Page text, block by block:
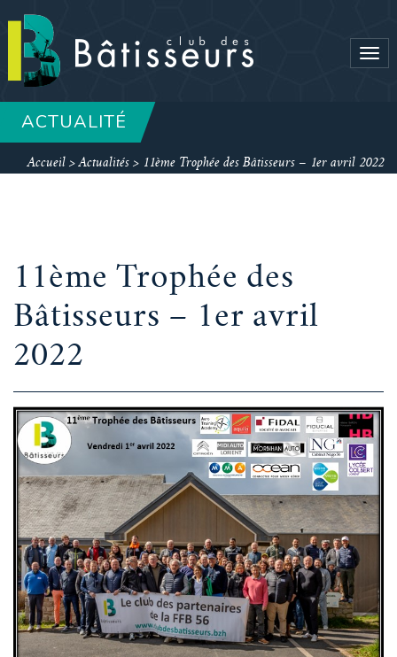
ACTUALITÉ
Accueil >Actualités > 11ème Trophée des Bâtisseurs – 1er avril 2022
11ème Trophée des
Bâtisseurs – 1er avril
2022